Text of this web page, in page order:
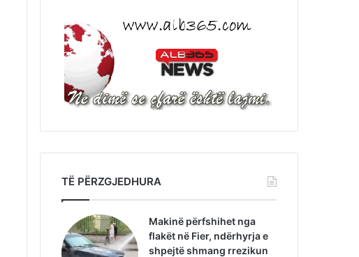
TË PËRZGJEDHURA
Makinë përfshihet nga
flakët në Fier, ndërhyrja e
shpejtë shmang rrezikun